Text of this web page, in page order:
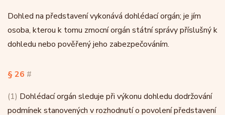
Dohled na představení vykonává dohlédací orgán; je jím
osoba, kterou k tomu zmocní orgán státní správy příslušný k
dohledu nebo pověřený jeho zabezpečováním.
§ 26 #
(1) Dohlédací orgán sleduje při výkonu dohledu dodržování
podmínek stanovených v rozhodnutí o povolení představení